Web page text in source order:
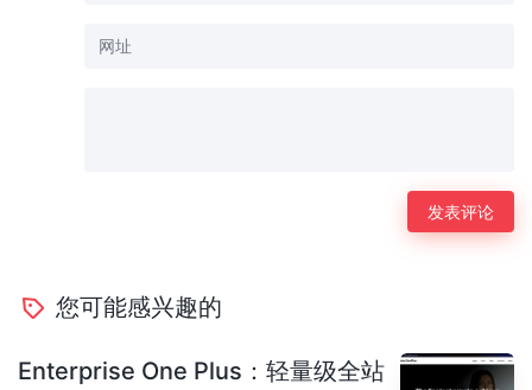
您可能感兴趣的
Enterprise One Plus：轻量级全站